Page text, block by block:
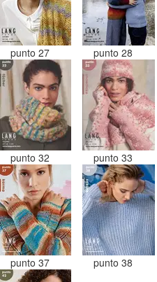
punto 27 punto 28
punto 32 punto 33
punto 37 punto 38